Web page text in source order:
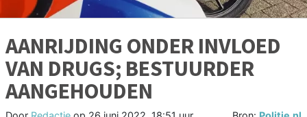
AANRIJDING ONDER INVLOED
VAN DRUGS; BESTUURDER
AANGEHOUDEN